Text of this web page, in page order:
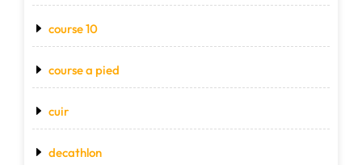
course 10
course a pied
cuir
decathlon